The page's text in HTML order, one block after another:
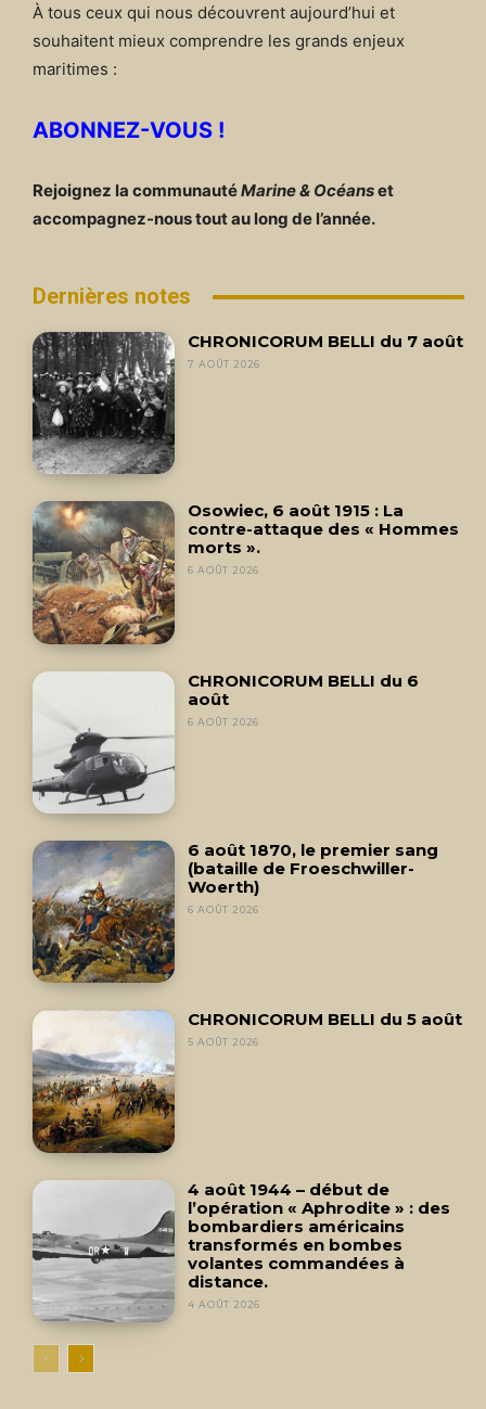
À tous ceux qui nous découvrent aujourd’hui et
souhaitent mieux comprendre les grands enjeux
maritimes :
ABONNEZ-VOUS !
Rejoignez la communautéMarine & Océanset
accompagnez-nous tout au long de l’année.
Dernières notes
CHRONICORUM BELLI du 7 août
7 AOÛT 2026
Osowiec, 6 août 1915 : La
contre-attaque des « Hommes
morts ».
6 AOÛT 2026
CHRONICORUM BELLI du 6
août
6 AOÛT 2026
6 août 1870, le premier sang
(bataille de Froeschwiller-
Woerth)
6 AOÛT 2026
CHRONICORUM BELLI du 5 août
5 AOÛT 2026
4 août 1944 – début de
l’opération « Aphrodite » : des
bombardiers américains
transformés en bombes
volantes commandées à
distance.
4 AOÛT 2026